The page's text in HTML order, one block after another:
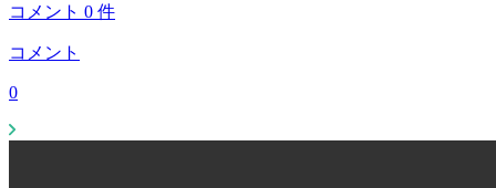
コメント 0 件
コメント
0